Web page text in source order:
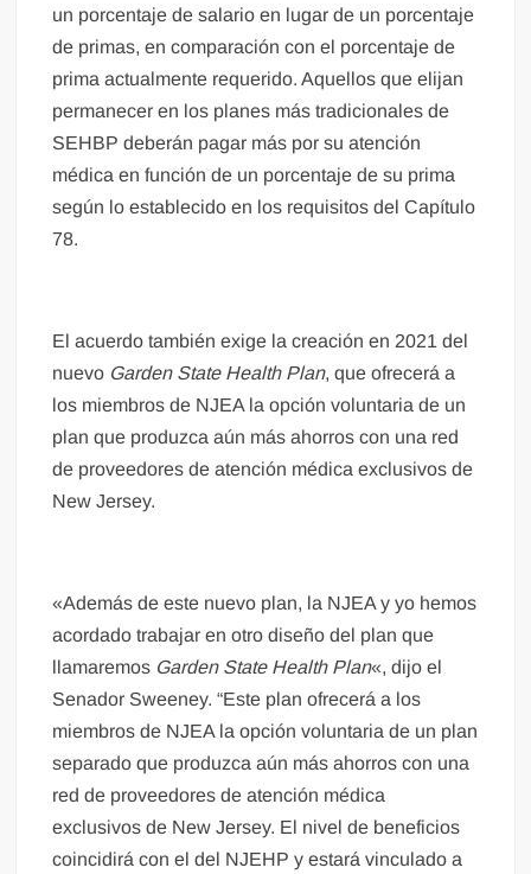
un porcentaje de salario en lugar de un porcentaje
de primas, en comparación con el porcentaje de
prima actualmente requerido. Aquellos que elijan
permanecer en los planes más tradicionales de
SEHBP deberán pagar más por su atención
médica en función de un porcentaje de su prima
según lo establecido en los requisitos del Capítulo
78.
El acuerdo también exige la creación en 2021 del
nuevo Garden State Health Plan, que ofrecerá a
los miembros de NJEA la opción voluntaria de un
plan que produzca aún más ahorros con una red
de proveedores de atención médica exclusivos de
New Jersey.
«Además de este nuevo plan, la NJEA y yo hemos
acordado trabajar en otro diseño del plan que
llamaremos Garden State Health Plan«, dijo el
Senador Sweeney. “Este plan ofrecerá a los
miembros de NJEA la opción voluntaria de un plan
separado que produzca aún más ahorros con una
red de proveedores de atención médica
exclusivos de New Jersey. El nivel de beneficios
coincidirá con el del NJEHP y estará vinculado a